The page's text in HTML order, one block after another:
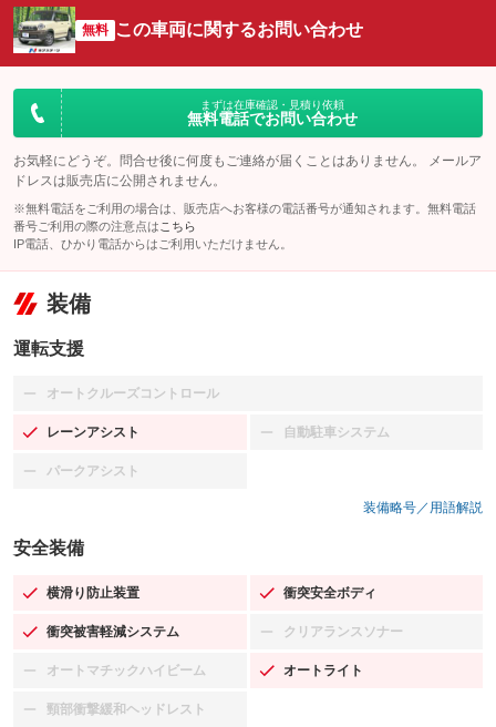
無料 この車両に関するお問い合わせ
まずは在庫確認・見積り依頼
無料電話でお問い合わせ
お気軽にどうぞ。問合せ後に何度もご連絡が届くことはありません。 メールア
ドレスは販売店に公開されません。
※無料電話をご利用の場合は、販売店へお客様の電話番号が通知されます。無料電話
番号ご利用の際の注意点は こちら
IP電話、ひかり電話からはご利用いただけません。
装備
運転支援
オートクルーズコントロール
：装備なし
レーンアシスト
：装備あり 自動駐車システム
：装備なし
パークアシスト
：装備なし
装備略号／用語解説
安全装備
横滑り防止装置
：装備あり 衝突安全ボディ
：装備あり
衝突被害軽減システム
：装備あり クリアランスソナー
：装備なし
オートマチックハイビーム
：装備なし オートライト
：装備あり
頸部衝撃緩和ヘッドレスト
：装備なし